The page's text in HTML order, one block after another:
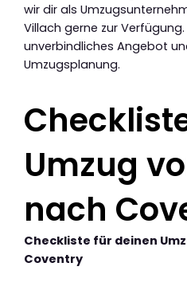
wir dir als
Villach gerne zur
unverbindliches Angebot
Umzugsplanung.
Umzug
nach
Checkliste für deinen
Coventry